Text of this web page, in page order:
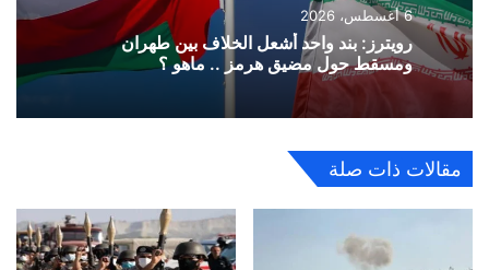
6 أغسطس، 2026
رويترز: بند واحد أشعل الخلاف بين طهران
ومسقط حول مضيق هرمز .. ماهو ؟
مقالات ذات صلة